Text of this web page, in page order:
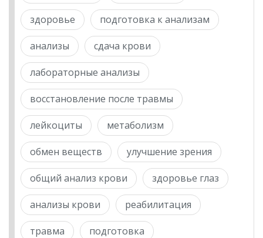
здоровье подготовка к анализам
анализы сдача крови
лабораторные анализы
восстановление после травмы
лейкоциты метаболизм
обмен веществ улучшение зрения
общий анализ крови здоровье глаз
анализы крови реабилитация
травма подготовка